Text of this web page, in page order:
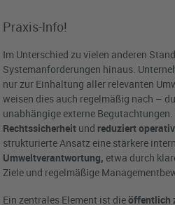
Praxis-Info!
Im Unterschied zu vielen anderen
Systemanforderungen hinaus.
nur zur Einhaltung aller relevanten
weisen dies auch regelmäßig nach –
unabhängige externe
Rechtssicherheit und reduziert
strukturierte Ansatz eine stärkere
Umweltverantwortung, etwa durch
Ziele und regelmäßige
Ein zentrales Element ist dieöffentlich